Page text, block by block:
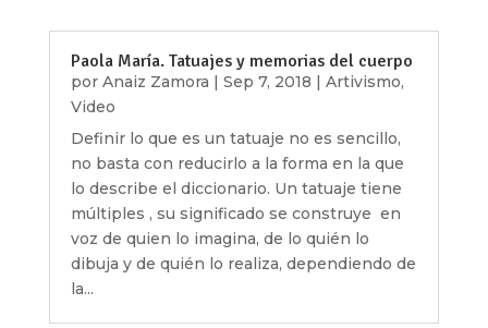
Paola María. Tatuajes y memorias del cuerpo
por Anaiz Zamora | Sep 7, 2018 | Artivismo,
Video
Definir lo que es un tatuaje no es sencillo,
no basta con reducirlo a la forma en la que
lo describe el diccionario. Un tatuaje tiene
múltiples , su significado se construye en
voz de quien lo imagina, de lo quién lo
dibuja y de quién lo realiza, dependiendo de
la...